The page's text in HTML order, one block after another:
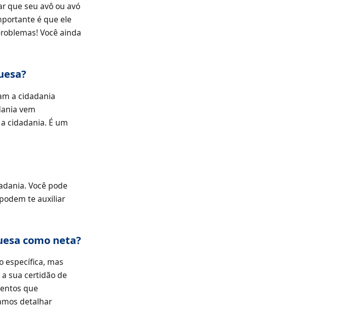
que seu avô ou avó
é que ele
Você ainda
a cidadania
vem
cidadania. É um
Você pode
te auxiliar
como neta?
específica, mas
sua certidão de
que
detalhar